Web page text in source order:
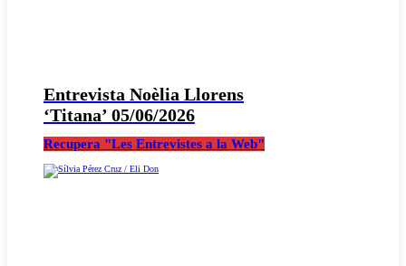
Entrevista Noèlia Llorens
‘Titana’ 05/06/2026
Recupera "Les Entrevistes a la Web"